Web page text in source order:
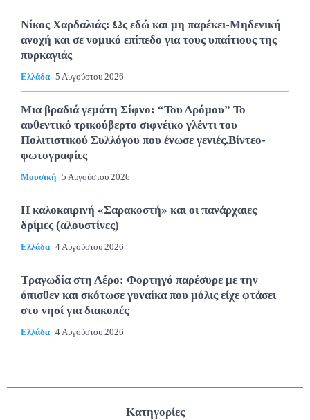
Νίκος Χαρδαλιάς: Ως εδώ και μη παρέκει-Μηδενική
ανοχή και σε νομικό επίπεδο για τους υπαίτιους της
πυρκαγιάς
Ελλάδα 5 Αυγούστου 2026
Μια βραδιά γεμάτη Σίφνο: “Του Δρόμου” Το
αυθεντικό τρικούβερτο σιφνέικο γλέντι του
Πολιτιστικού Συλλόγου που ένωσε γενιές.Βίντεο-
φωτογραφίες
Μουσική 5 Αυγούστου 2026
Η καλοκαιρινή «Σαρακοστή» και οι πανάρχαιες
δρίμες (αλουστίνες)
Ελλάδα 4 Αυγούστου 2026
Τραγωδία στη Λέρο: Φορτηγό παρέσυρε με την
όπισθεν και σκότωσε γυναίκα που μόλις είχε φτάσει
στο νησί για διακοπές
Ελλάδα 4 Αυγούστου 2026
Κατηγορίες